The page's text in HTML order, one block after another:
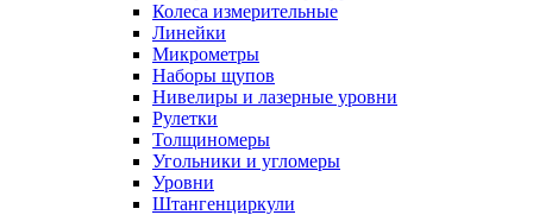
Колеса измерительные
Линейки
Микрометры
Наборы щупов
Нивелиры и лазерные уровни
Рулетки
Толщиномеры
Угольники и угломеры
Уровни
Штангенциркули